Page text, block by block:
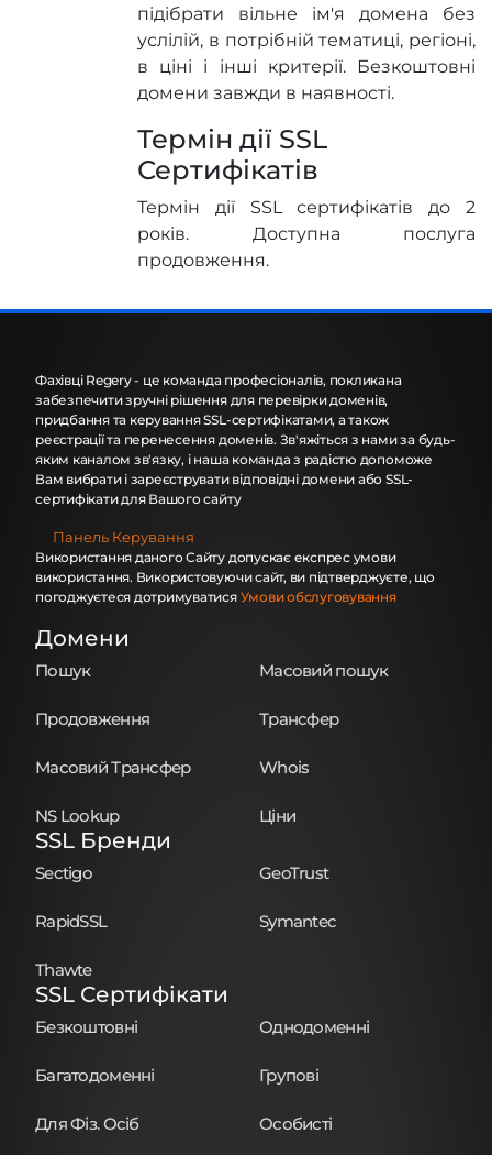
підібрати вільне ім'я домена без
услілій, в потрібній тематиці, регіоні,
в ціні і інші критерії. Безкоштовні
домени завжди в наявності.
Термін дії SSL
Сертифікатів
Термін дії SSL сертифікатів до 2
років. Доступна послуга
продовження.
Фахівці Regery - це команда професіоналів, покликана
забезпечити зручні рішення для перевірки доменів,
придбання та керування SSL-сертифікатами, а також
реєстрації та перенесення доменів. Зв'яжіться з нами за будь-
яким каналом зв'язку, і наша команда з радістю допоможе
Вам вибрати і зареєструвати відповідні домени або SSL-
сертифікати для Вашого сайту
Панель Керування
Використання даного Сайту допускає експрес умови
використання. Використовуючи сайт, ви підтверджуєте, що
погоджуєтеся дотримуватися Умови обслуговування
Домени
Пошук Масовий пошук
Продовження Трансфер
Масовий Трансфер Whois
NS Lookup Ціни
SSL Бренди
Sectigo GeoTrust
RapidSSL Symantec
Thawte
SSL Сертифікати
Безкоштовні Однодоменні
Багатодоменні Групові
Для Фіз. Осіб Особисті